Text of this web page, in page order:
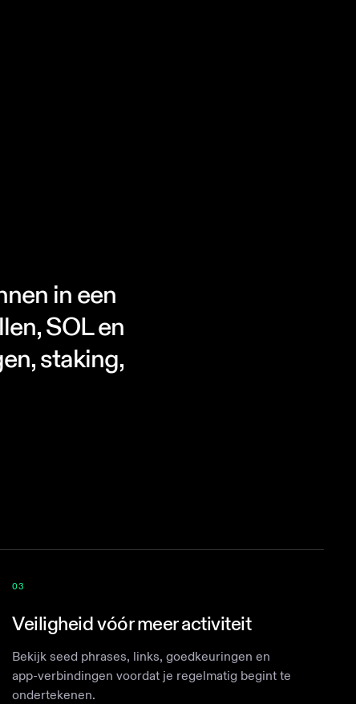
in een
SOL en
staking,
03
Veiligheid vóór meer activiteit
Bekijk seed phrases, links, goedkeuringen en
app-verbindingen voordat je regelmatig begint te
ondertekenen.